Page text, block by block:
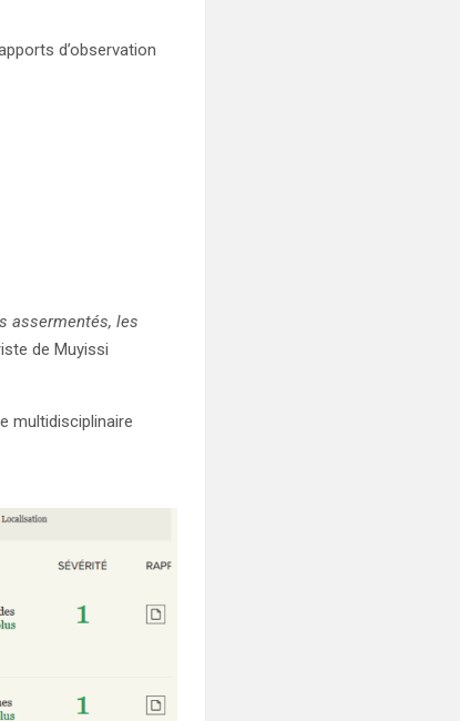
d’observation
assermentés, les
de Muyissi
multidisciplinaire